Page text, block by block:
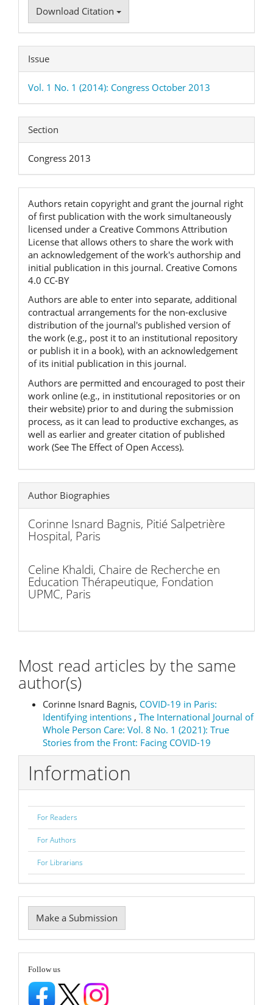
Download Citation
Issue
Vol. 1 No. 1 (2014): Congress October 2013
Section
Congress 2013
Authors retain copyright and grant the journal right
of first publication with the work simultaneously
licensed under a Creative Commons Attribution
License that allows others to share the work with
an acknowledgement of the work's authorship and
initial publication in this journal. Creative Comons
4.0 CC-BY
Authors are able to enter into separate, additional
contractual arrangements for the non-exclusive
distribution of the journal's published version of
the work (e.g., post it to an institutional repository
or publish it in a book), with an acknowledgement
of its initial publication in this journal.
Authors are permitted and encouraged to post their
work online (e.g., in institutional repositories or on
their website) prior to and during the submission
process, as it can lead to productive exchanges, as
well as earlier and greater citation of published
work (See The Effect of Open Access).
Author Biographies
Corinne Isnard Bagnis, Pitié Salpetrière
Hospital, Paris
Celine Khaldi, Chaire de Recherche en
Education Thérapeutique, Fondation
UPMC, Paris
Most read articles by the same
author(s)
Corinne Isnard Bagnis, COVID-19 in Paris:
Identifying intentions , The International Journal of
Whole Person Care: Vol. 8 No. 1 (2021): True
Stories from the Front: Facing COVID-19
Information
For Readers
For Authors
For Librarians
Make
a
Submission
Make a Submission
follow
Follow us